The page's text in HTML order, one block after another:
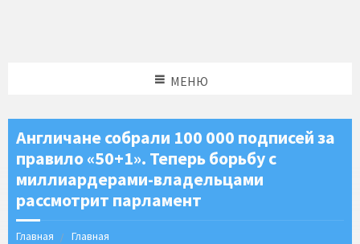
МЕНЮ
Англичане собрали 100 000 подписей за
правило «50+1». Теперь борьбу с
миллиардерами-владельцами
рассмотрит парламент
Главная Главная